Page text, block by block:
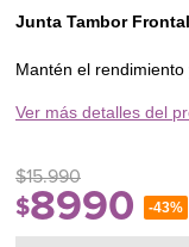
Junta Tambor
Mantén el
repuesto es esencial
¿Para qué sirve?
La junta actúa como
de calor, asegurando
Ver más detalles del
$15.990
$8990 -43%